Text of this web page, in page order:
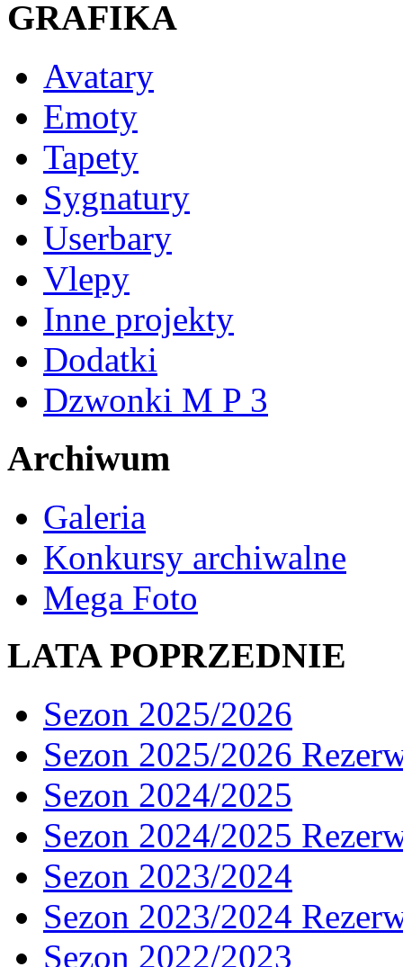
GRAFIKA
Avatary
Emoty
Tapety
Sygnatury
Userbary
Vlepy
Inne projekty
Dodatki
Dzwonki M P 3
Archiwum
Galeria
Konkursy archiwalne
Mega Foto
LATA POPRZEDNIE
Sezon 2025/2026
Sezon 2025/2026
Sezon 2024/2025
Sezon 2024/2025
Sezon 2023/2024
Sezon 2023/2024
Sezon 2022/2023